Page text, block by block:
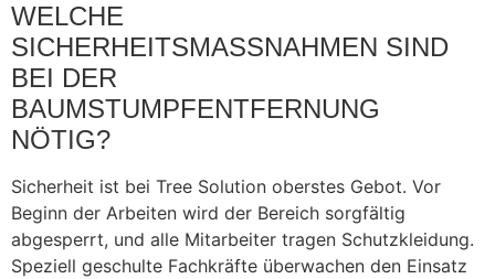
WELCHE
SICHERHEITSMASSNAHMEN SIND B
EI DER B
AUMSTUMPFENTFERNUNG N
ÖTIG?
Sicherheit ist bei Tree Solution oberstes Gebot. Vor
Beginn der Arbeiten wird der Bereich sorgfältig
abgesperrt, und alle Mitarbeiter tragen Schutzkleidung.
Speziell geschulte Fachkräfte überwachen den Einsatz